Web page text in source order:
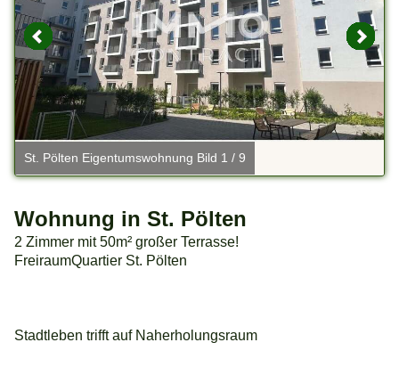
St. Pölten Eigentumswohnung Bild 1 / 9
Wohnung in St. Pölten
2 Zimmer mit 50m² großer Terrasse!
FreiraumQuartier St. Pölten
Stadtleben trifft auf Naherholungsraum